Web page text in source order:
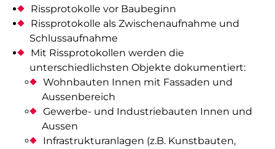
Werkinformationen
Abflussmessungen
Vertrieb Emlid
prüfen und kontrollieren
Baurecht
Baupolizei
Rissprotokolle vor Baubeginn
Rissprotokolle als Zwischenaufnahme und
Schlussaufnahme
Mit Rissprotokollen werden die
unterschiedlichsten Objekte dokumentiert:
Wohnbauten Innen mit Fassaden und
Aussenbereich
Gewerbe- und Industriebauten Innen und
Aussen
Infrastrukturanlagen (z.B. Kunstbauten,